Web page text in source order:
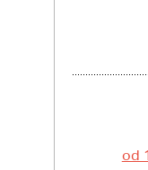
od